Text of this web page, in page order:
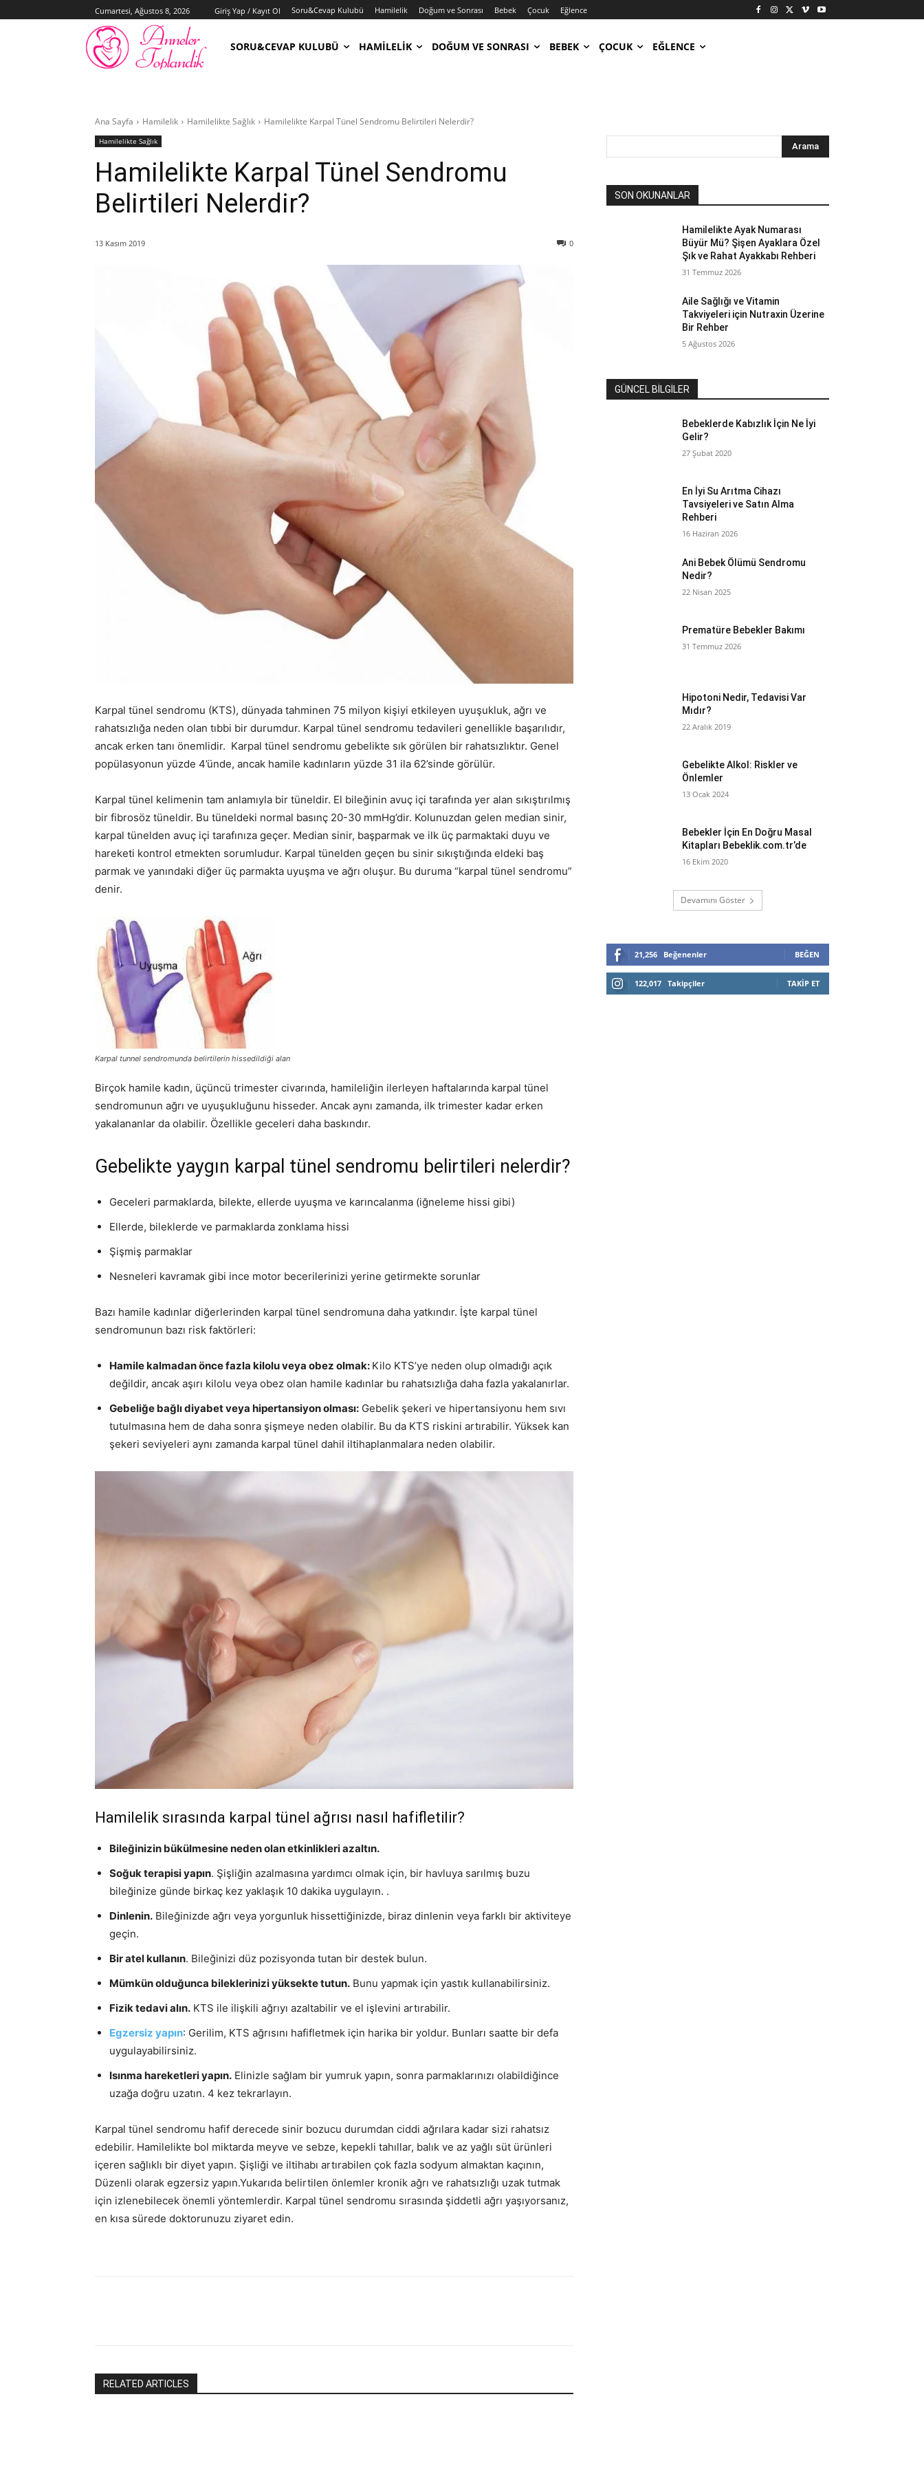
Cumartesi, Ağustos 8, 2026 Giriş Yap / Kayıt Ol Soru&Cevap Kulubü Hamilelik Doğum ve Sonrası Bebek Çocuk Eğlence
SORU&CEVAP KULUBÜ HAMILELIK DOĞUM VE SONRASI BEBEK ÇOCUK EĞLENCE
Ana Sayfa Hamilelik Hamilelikte Sağlık Hamilelikte Karpal Tünel Sendromu Belirtileri Nelerdir?
Hamilelikte Sağlık
Hamilelikte Karpal Tünel Sendromu
Belirtileri Nelerdir?
13 Kasım 2019 0
Karpal tünel sendromu (KTS), dünyada tahminen 75 milyon kişiyi etkileyen uyuşukluk, ağrı ve
rahatsızlığa neden olan tıbbi bir durumdur. Karpal tünel sendromu tedavileri genellikle başarılıdır,
ancak erken tanı önemlidir. Karpal tünel sendromu gebelikte sık görülen bir rahatsızlıktır. Genel
popülasyonun yüzde 4’ünde, ancak hamile kadınların yüzde 31 ila 62’sinde görülür.
Karpal tünel kelimenin tam anlamıyla bir tüneldir. El bileğinin avuç içi tarafında yer alan sıkıştırılmış
bir fibrosöz tüneldir. Bu tüneldeki normal basınç 20-30 mmHg’dir. Kolunuzdan gelen median sinir,
karpal tünelden avuç içi tarafınıza geçer. Median sinir, başparmak ve ilk üç parmaktaki duyu ve
hareketi kontrol etmekten sorumludur. Karpal tünelden geçen bu sinir sıkıştığında eldeki baş
parmak ve yanındaki diğer üç parmakta uyuşma ve ağrı oluşur. Bu duruma “karpal tünel sendromu”
denir.
Karpal tunnel sendromunda belirtilerin hissedildiği alan
Birçok hamile kadın, üçüncü trimester civarında, hamileliğin ilerleyen haftalarında karpal tünel
sendromunun ağrı ve uyuşukluğunu hisseder. Ancak aynı zamanda, ilk trimester kadar erken
yakalananlar da olabilir. Özellikle geceleri daha baskındır.
Gebelikte yaygın karpal tünel sendromu belirtileri nelerdir?
Geceleri parmaklarda, bilekte, ellerde uyuşma ve karıncalanma (iğneleme hissi gibi)
Ellerde, bileklerde ve parmaklarda zonklama hissi
Şişmiş parmaklar
Nesneleri kavramak gibi ince motor becerilerinizi yerine getirmekte sorunlar
Bazı hamile kadınlar diğerlerinden karpal tünel sendromuna daha yatkındır. İşte karpal tünel
sendromunun bazı risk faktörleri:
Hamile kalmadan önce fazla kilolu veya obez olmak: Kilo KTS’ye neden olup olmadığı açık
değildir, ancak aşırı kilolu veya obez olan hamile kadınlar bu rahatsızlığa daha fazla yakalanırlar.
Gebeliğe bağlı diyabet veya hipertansiyon olması: Gebelik şekeri ve hipertansiyonu hem sıvı
tutulmasına hem de daha sonra şişmeye neden olabilir. Bu da KTS riskini artırabilir. Yüksek kan
şekeri seviyeleri aynı zamanda karpal tünel dahil iltihaplanmalara neden olabilir.
Hamilelik sırasında karpal tünel ağrısı nasıl hafifletilir?
Bileğinizin bükülmesine neden olan etkinlikleri azaltın.
Soğuk terapisi yapın. Şişliğin azalmasına yardımcı olmak için, bir havluya sarılmış buzu
bileğinize günde birkaç kez yaklaşık 10 dakika uygulayın. .
Dinlenin. Bileğinizde ağrı veya yorgunluk hissettiğinizde, biraz dinlenin veya farklı bir aktiviteye
geçin.
Bir atel kullanın. Bileğinizi düz pozisyonda tutan bir destek bulun.
Mümkün olduğunca bileklerinizi yüksekte tutun. Bunu yapmak için yastık kullanabilirsiniz.
Fizik tedavi alın. KTS ile ilişkili ağrıyı azaltabilir ve el işlevini artırabilir.
Egzersiz yapın: Gerilim, KTS ağrısını hafifletmek için harika bir yoldur. Bunları saatte bir defa
uygulayabilirsiniz.
Isınma hareketleri yapın. Elinizle sağlam bir yumruk yapın, sonra parmaklarınızı olabildiğince
uzağa doğru uzatın. 4 kez tekrarlayın.
Karpal tünel sendromu hafif derecede sinir bozucu durumdan ciddi ağrılara kadar sizi rahatsız
edebilir. Hamilelikte bol miktarda meyve ve sebze, kepekli tahıllar, balık ve az yağlı süt ürünleri
içeren sağlıklı bir diyet yapın. Şişliği ve iltihabı artırabilen çok fazla sodyum almaktan kaçının,
Düzenli olarak egzersiz yapın.Yukarıda belirtilen önlemler kronik ağrı ve rahatsızlığı uzak tutmak
için izlenebilecek önemli yöntemlerdir. Karpal tünel sendromu sırasında şiddetli ağrı yaşıyorsanız,
en kısa sürede doktorunuzu ziyaret edin.
RELATED ARTICLES
Arama
SON OKUNANLAR
Hamilelikte Ayak Numarası
Büyür Mü? Şişen Ayaklara Özel
Şık ve Rahat Ayakkabı Rehberi
31 Temmuz 2026
Aile Sağlığı ve Vitamin
Takviyeleri için Nutraxin Üzerine
Bir Rehber
5 Ağustos 2026
GÜNCEL BİLGİLER
Bebeklerde Kabızlık İçin Ne İyi
Gelir?
27 Şubat 2020
En İyi Su Arıtma Cihazı
Tavsiyeleri ve Satın Alma
Rehberi
16 Haziran 2026
Ani Bebek Ölümü Sendromu
Nedir?
22 Nisan 2025
Prematüre Bebekler Bakımı
31 Temmuz 2026
Hipotoni Nedir, Tedavisi Var
Mıdır?
22 Aralık 2019
Gebelikte Alkol: Riskler ve
Önlemler
13 Ocak 2024
Bebekler İçin En Doğru Masal
Kitapları Bebeklik.com.tr’de
16 Ekim 2020
Devamını Göster
21,256 Beğenenler BEĞEN
122,017 Takipçiler TAKIP ET